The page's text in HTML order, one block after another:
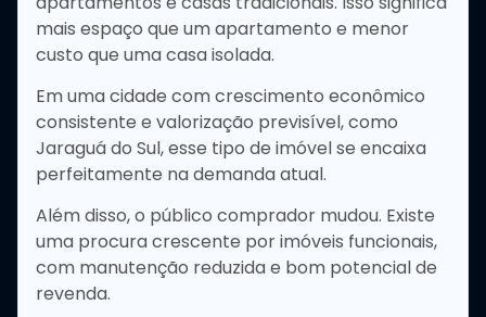
mais espaço que um apartamento e menor
custo que uma casa isolada.
Em uma cidade com crescimento econômico
consistente e valorização previsível, como
Jaraguá do Sul, esse tipo de imóvel se encaixa
perfeitamente na demanda atual.
Além disso, o público comprador mudou. Existe
uma procura crescente por imóveis funcionais,
com manutenção reduzida e bom potencial de
revenda.